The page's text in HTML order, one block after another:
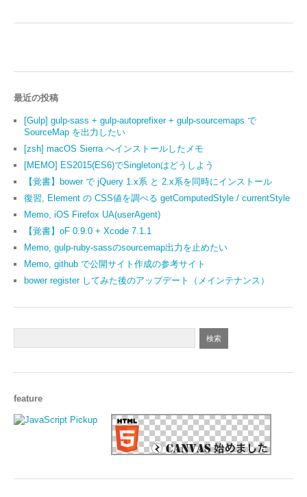
最近の投稿
[Gulp] gulp-sass + gulp-autoprefixer + gulp-sourcemaps で
SourceMap を出力したい
[zsh] macOS Sierra へインストールしたメモ
[MEMO] ES2015(ES6)でSingletonはどうしよう
【覚書】bower で jQuery 1.x系 と 2.x系を同時にインストール
復習, Element の CSS値を調べる getComputedStyle / currentStyle
Memo, iOS Firefox UA(userAgent)
【覚書】oF 0.9.0 + Xcode 7.1.1
Memo, gulp-ruby-sassのsourcemap出力を止めたい
Memo, github で公開サイト作成の参考サイト
bower register してみた後のアップデート（メインテナンス）
feature